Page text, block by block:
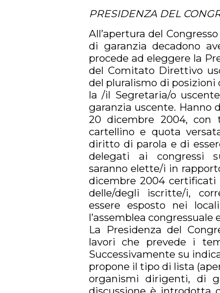
PRESIDENZA DEL
All’apertura del
di garanzia decadono
procede ad eleggere la
del Comitato Direttivo
del pluralismo di
la /il Segretaria/o
garanzia uscente.
20 dicembre 2004, con
cartellino e quota
diritto di parola e di
delegati ai congressi
saranno elette/i in
dicembre 2004 certificati
delle/degli iscritte/i,
essere esposto nei
l’assemblea congressuale
La Presidenza del
lavori che prevede i
Successivamente su
propone il tipo di lista
organismi dirigenti, di